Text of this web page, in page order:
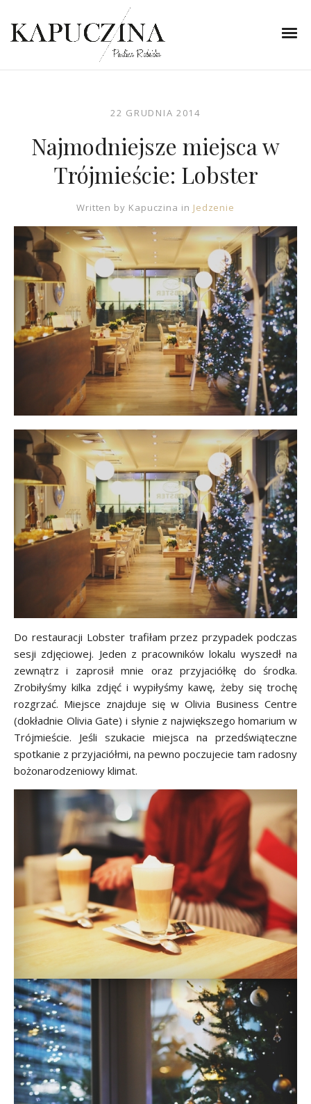
22 GRUDNIA 2014
Najmodniejsze miejsca w
Trójmieście: Lobster
Written by Kapuczina in Jedzenie
Do restauracji Lobster trafiłam przez przypadek podczas
sesji zdjęciowej. Jeden z pracowników lokalu wyszedł na
zewnątrz i zaprosił mnie oraz przyjaciółkę do środka.
Zrobiłyśmy kilka zdjęć i wypiłyśmy kawę, żeby się trochę
rozgrzać. Miejsce znajduje się w Olivia Business Centre
(dokładnie Olivia Gate) i słynie z największego homarium w
Trójmieście. Jeśli szukacie miejsca na przedświąteczne
spotkanie z przyjaciółmi, na pewno poczujecie tam radosny
bożonarodzeniowy klimat.